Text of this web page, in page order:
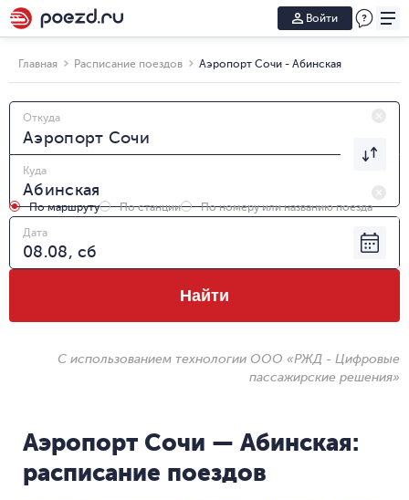
Войти
Главная Расписание поездов Аэропорт Сочи - Абинская
Откуда
Куда
По маршруту По станции
По номеру или названию поезда
Дата
Найти
С использованием технологии ООО «РЖД - Цифровые
пассажирские решения»
Аэропорт Сочи — Абинская:
расписание поездов